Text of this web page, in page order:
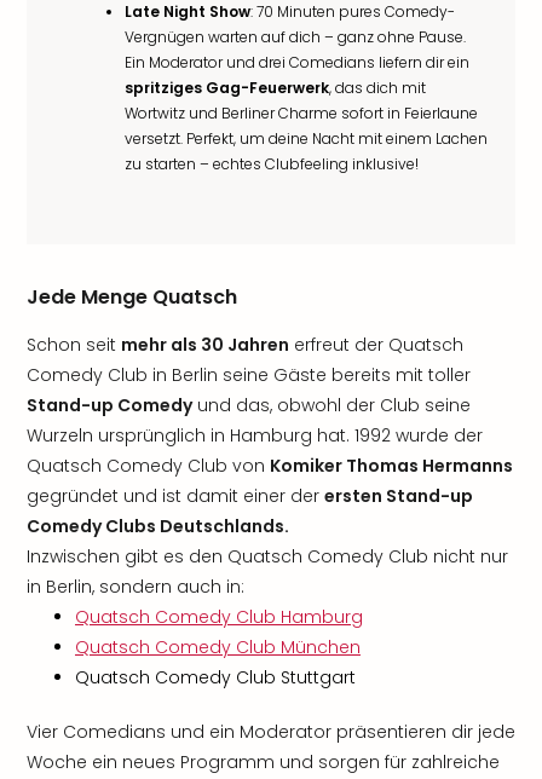
Late Night Show: 70 Minuten pures Comedy-
Vergnügen warten auf dich – ganz ohne Pause.
Ein Moderator und drei Comedians liefern dir ein
spritziges Gag-Feuerwerk, das dich mit
Wortwitz und Berliner Charme sofort in Feierlaune
versetzt. Perfekt, um deine Nacht mit einem Lachen
zu starten – echtes Clubfeeling inklusive!
Jede Menge Quatsch
Schon seit mehr als 30 Jahren erfreut der Quatsch
Comedy Club in Berlin seine Gäste bereits mit toller
Stand-up Comedyund das, obwohl der Club seine
Wurzeln ursprünglich in Hamburg hat. 1992 wurde der
Quatsch Comedy Club von Komiker Thomas Hermanns
gegründet und ist damit einer der ersten Stand-up
Comedy Clubs Deutschlands.
Inzwischen gibt es den Quatsch Comedy Club nicht nur
in Berlin, sondern auch in:
Quatsch Comedy Club Hamburg
Quatsch Comedy Club München
Quatsch Comedy Club Stuttgart
Vier Comedians und ein Moderator präsentieren dir jede
Woche ein neues Programm und sorgen für zahlreiche